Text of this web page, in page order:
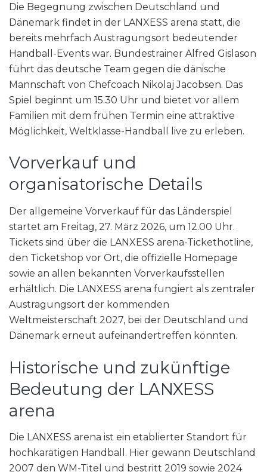
Die Begegnung zwischen Deutschland und
Dänemark findet in der LANXESS arena statt, die
bereits mehrfach Austragungsort bedeutender
Handball-Events war. Bundestrainer Alfred Gislason
führt das deutsche Team gegen die dänische
Mannschaft von Chefcoach Nikolaj Jacobsen. Das
Spiel beginnt um 15.30 Uhr und bietet vor allem
Familien mit dem frühen Termin eine attraktive
Möglichkeit, Weltklasse-Handball live zu erleben.
Vorverkauf und
organisatorische Details
Der allgemeine Vorverkauf für das Länderspiel
startet am Freitag, 27. März 2026, um 12.00 Uhr.
Tickets sind über die LANXESS arena-Tickethotline,
den Ticketshop vor Ort, die offizielle Homepage
sowie an allen bekannten Vorverkaufsstellen
erhältlich. Die LANXESS arena fungiert als zentraler
Austragungsort der kommenden
Weltmeisterschaft 2027, bei der Deutschland und
Dänemark erneut aufeinandertreffen könnten.
Historische und zukünftige
Bedeutung der LANXESS
arena
Die LANXESS arena ist ein etablierter Standort für
hochkarätigen Handball. Hier gewann Deutschland
2007 den WM-Titel und bestritt 2019 sowie 2024